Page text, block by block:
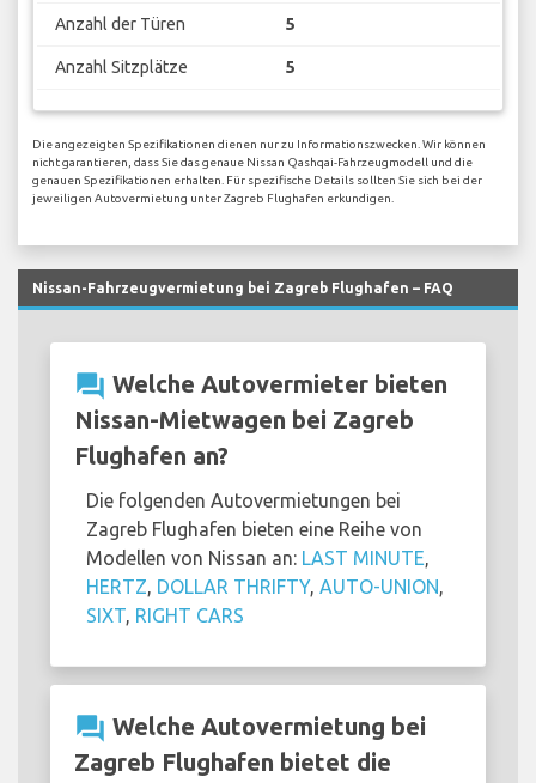
Anzahl der Türen 5
Anzahl Sitzplätze 5
Die angezeigten Spezifikationen dienen nur zu Informationszwecken. Wir können
nicht garantieren, dass Sie das genaue Nissan Qashqai-Fahrzeugmodell und die
genauen Spezifikationen erhalten. Für spezifische Details sollten Sie sich bei der
jeweiligen Autovermietung unter Zagreb Flughafen erkundigen.
Nissan-Fahrzeugvermietung bei Zagreb Flughafen – FAQ
question_answer Welche Autovermieter bieten
Nissan-Mietwagen bei Zagreb
Flughafen an?
Die folgenden Autovermietungen bei
Zagreb Flughafen bieten eine Reihe von
Modellen von Nissan an: LAST MINUTE,
HERTZ, DOLLAR THRIFTY, AUTO-UNION,
SIXT, RIGHT CARS
question_answer Welche Autovermietung bei
Zagreb Flughafen bietet die